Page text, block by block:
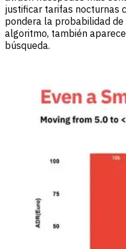
justificar tarifas nocturnas
pondera la probabilidad
algoritmo, también
búsqueda.